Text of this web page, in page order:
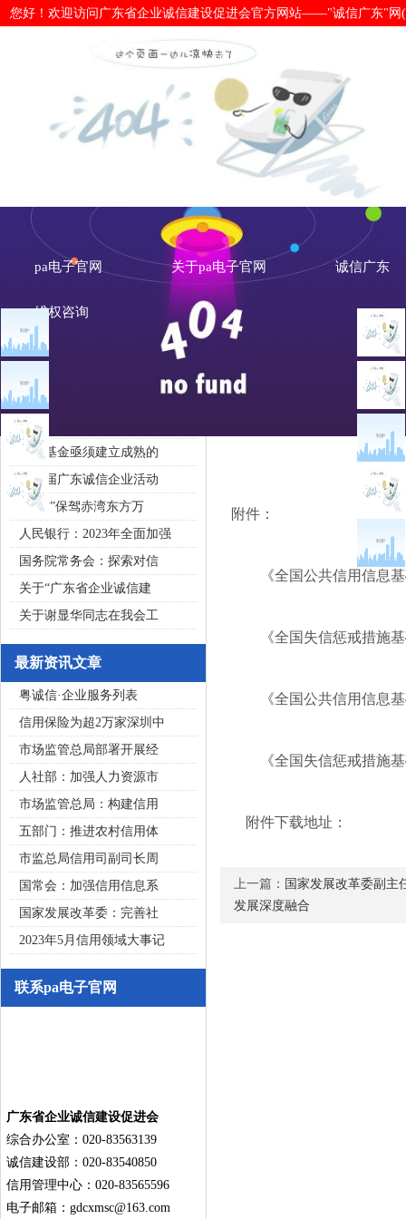
您好！欢迎访问广东省企业诚信建设促进会官方网站——"诚信广东"网
国家发展改革委 人民银行关于印发
录（2022年版）》和《全国失信惩
版）-pa电子官网
pa电子官网 关于pa电子官网 诚信广东
维权咨询
文章点击排行
重大突发公共卫生事件一
2020广东省守合同重信用企
私募基金亟须建立成熟的
第五届广东诚信企业活动
“诚信”保驾赤湾东方万
人民银行：2023年全面加强
国务院常务会：探索对信
关于“广东省企业诚信建
关于谢显华同志在我会工
最新资讯文章
粤诚信·企业服务列表
信用保险为超2万家深圳中
市场监管总局部署开展经
人社部：加强人力资源市
市场监管总局：构建信用
五部门：推进农村信用体
市监总局信用司副司长周
国常会：加强信用信息系
国家发展改革委：完善社
2023年5月信用领域大事记
联系pa电子官网
广东省企业诚信建设促进会
综合办公室：020-83563139
诚信建设部：020-83540850
信用管理中心：020-83565596
电子邮箱： gdcxmsc@163.com
诚信新闻
国家发展改革委 人民
附件：
《全国公共信用信息基
《全国失信惩戒措施基
《全国公共信用信息基
《全国失信惩戒措施基
附件下载地址：
上一篇： 国家发展改革委副主
发展深度融合